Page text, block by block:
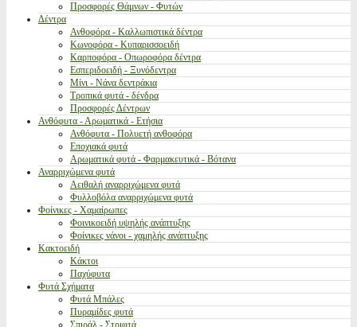
Προσφορές Θάμνων - Φυτών
Δέντρα
Ανθοφόρα - Καλλωπιστικά δέντρα
Κωνοφόρα - Κυπαρισσοειδή
Καρποφόρα - Οπωροφόρα δέντρα
Εσπεριδοειδή - Ξυνόδεντρα
Μίνι - Νάνα δεντράκια
Τροπικά φυτά - δένδρα
Προσφορές Δέντρων
Ανθόφυτα - Αρωματικά - Ετήσια
Ανθόφυτα - Πολυετή ανθοφόρα
Εποχιακά φυτά
Αρωματικά φυτά - Φαρμακευτικά - Βότανα
Αναρριχώμενα φυτά
Αειθαλή αναρριχώμενα φυτά
Φυλλοβόλα αναρριχώμενα φυτά
Φοίνικες - Χαμαίρωπες
Φοινικοειδή υψηλής ανάπτυξης
Φοίνικες νάνοι - χαμηλής ανάπτυξης
Κακτοειδή
Κάκτοι
Παχύφυτα
Φυτά Σχήματα
Φυτά Μπάλες
Πυραμίδες φυτά
Σπιράλ - Στριφτά